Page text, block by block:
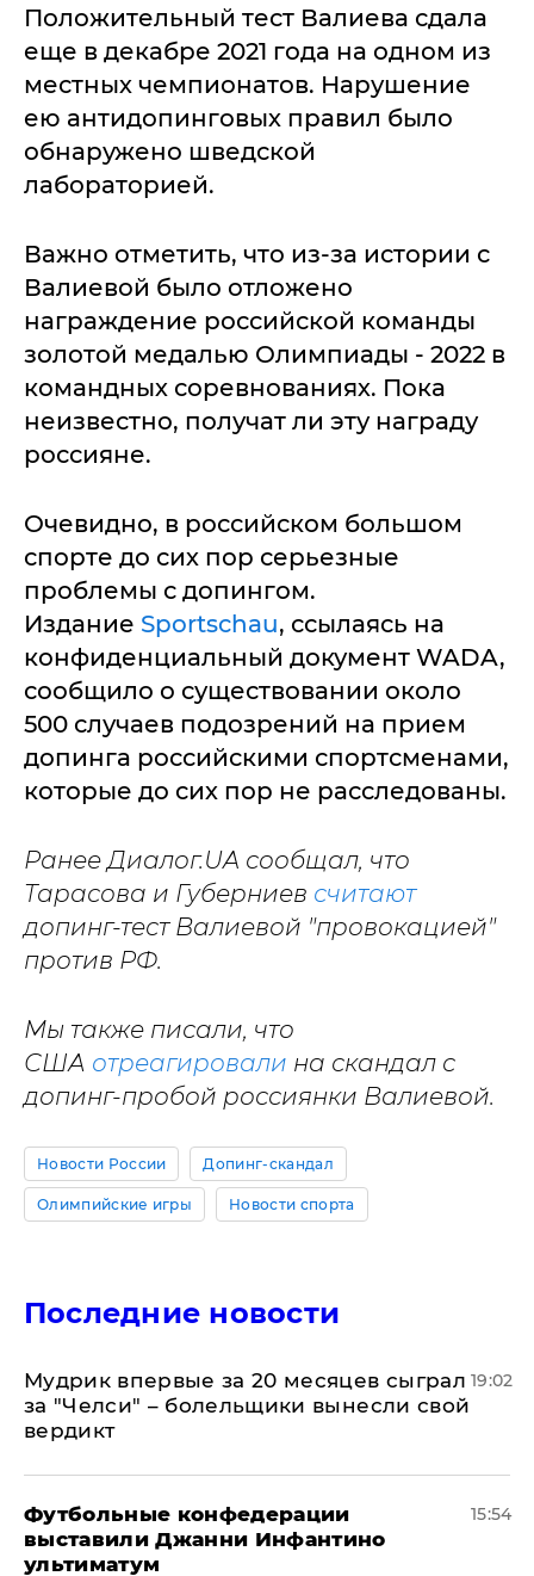
Положительный тест Валиева сдала
еще в декабре 2021 года на одном из
местных чемпионатов. Нарушение
ею антидопинговых правил было
обнаружено шведской
лабораторией.
Важно отметить, что из-за истории с
Валиевой было отложено
награждение российской команды
золотой медалью Олимпиады - 2022 в
командных соревнованиях. Пока
неизвестно, получат ли эту награду
россияне.
Очевидно, в российском большом
спорте до сих пор серьезные
проблемы с допингом.
Издание Sportschau, ссылаясь на
конфиденциальный документ WADA,
сообщило о существовании около
500 случаев подозрений на прием
допинга российскими спортсменами,
которые до сих пор не расследованы.
Ранее Диалог.UA сообщал, что
Тарасова и Губерниев считают
допинг-тест Валиевой "провокацией"
против РФ.
Мы также писали, что
США отреагировали на скандал с
допинг-пробой россиянки Валиевой.
Новости России Допинг-скандал
Олимпийские игры Новости спорта
Последние новости
Мудрик впервые за 20 месяцев сыграл
за "Челси" – болельщики вынесли свой
вердикт
19:02
Футбольные конфедерации
выставили Джанни Инфантино
ультиматум
15:54